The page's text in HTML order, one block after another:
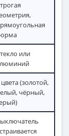
или
(золотой,
чёрный,